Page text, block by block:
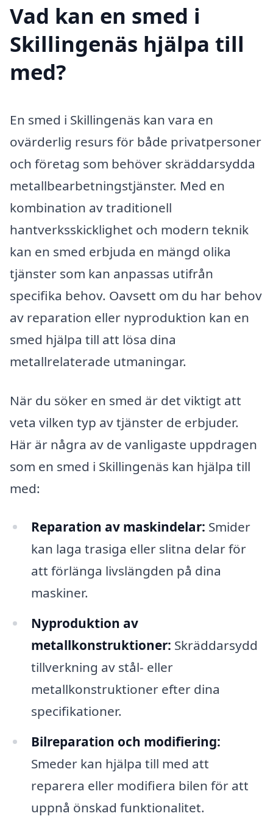
Vad kan en smed i
Skillingenäs hjälpa till
med?
En smed i Skillingenäs kan vara en
ovärderlig resurs för både privatpersoner
och företag som behöver skräddarsydda
metallbearbetningstjänster. Med en
kombination av traditionell
hantverksskicklighet och modern teknik
kan en smed erbjuda en mängd olika
tjänster som kan anpassas utifrån
specifika behov. Oavsett om du har behov
av reparation eller nyproduktion kan en
smed hjälpa till att lösa dina
metallrelaterade utmaningar.
När du söker en smed är det viktigt att
veta vilken typ av tjänster de erbjuder.
Här är några av de vanligaste uppdragen
som en smed i Skillingenäs kan hjälpa till
med:
Reparation av maskindelar: Smider
kan laga trasiga eller slitna delar för
att förlänga livslängden på dina
maskiner.
Nyproduktion av
metallkonstruktioner: Skräddarsydd
tillverkning av stål- eller
metallkonstruktioner efter dina
specifikationer.
Bilreparation och modifiering:
Smeder kan hjälpa till med att
reparera eller modifiera bilen för att
uppnå önskad funktionalitet.